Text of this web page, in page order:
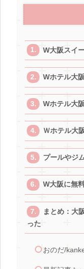
W大阪スイ
Wホテル大
Wホテル大
Ｗホテル大
プールやジ
W大阪に無
まとめ：大
った
おのだ/